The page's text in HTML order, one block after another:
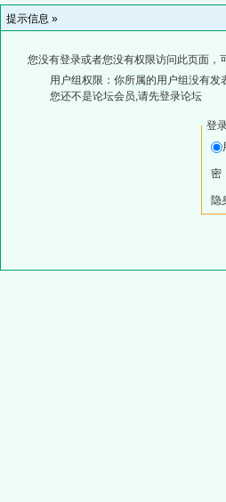
提示信息 »
您没有登录或者您没有权限访问此页面，
用户组权限：你所属的用户组没有发
您还不是论坛会员,请先登录论坛
登
密
隐